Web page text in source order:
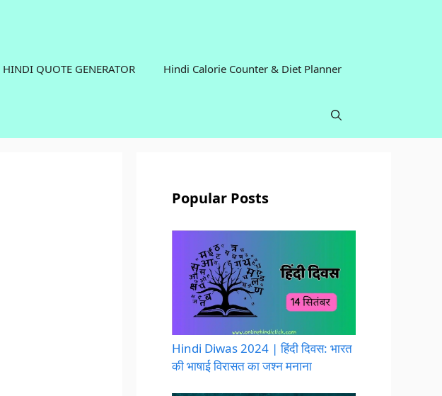
HINDI QUOTE GENERATOR Hindi Calorie Counter & Diet Planner
Popular Posts
Hindi Diwas 2024 | हिंदी दिवस: भारत
की भाषाई विरासत का जश्न मनाना